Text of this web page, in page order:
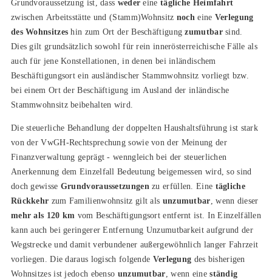
Grundvoraussetzung ist, dass weder eine tägliche Heimfahrt
zwischen Arbeitsstätte und (Stamm)Wohnsitz noch eine Verlegung
des Wohnsitzes hin zum Ort der Beschäftigungzumutbarsind.
Dies gilt grundsätzlich sowohl für rein innerösterreichische Fälle als
auch für jene Konstellationen, in denen bei inländischem
Beschäftigungsort ein ausländischer Stammwohnsitz vorliegt bzw.
bei einem Ort der Beschäftigung im Ausland der inländische
Stammwohnsitz beibehalten wird.
Die steuerliche Behandlung der doppelten Haushaltsführung ist stark
von der VwGH-Rechtsprechung sowie von der Meinung der
Finanzverwaltung geprägt - wenngleich bei der steuerlichen
Anerkennung dem Einzelfall Bedeutung beigemessen wird, so sind
doch gewisse Grundvoraussetzungen zu erfüllen. Eine tägliche
Rückkehr zum Familienwohnsitz gilt als unzumutbar , wenn dieser
mehr als 120 km vom Beschäftigungsort entfernt ist. In Einzelfällen
kann auch bei geringerer Entfernung Unzumutbarkeit aufgrund der
Wegstrecke und damit verbundener außergewöhnlich langer Fahrzeit
vorliegen. Die daraus logisch folgende Verlegung des bisherigen
Wohnsitzes ist jedoch ebenso unzumutbar , wenn eineständig